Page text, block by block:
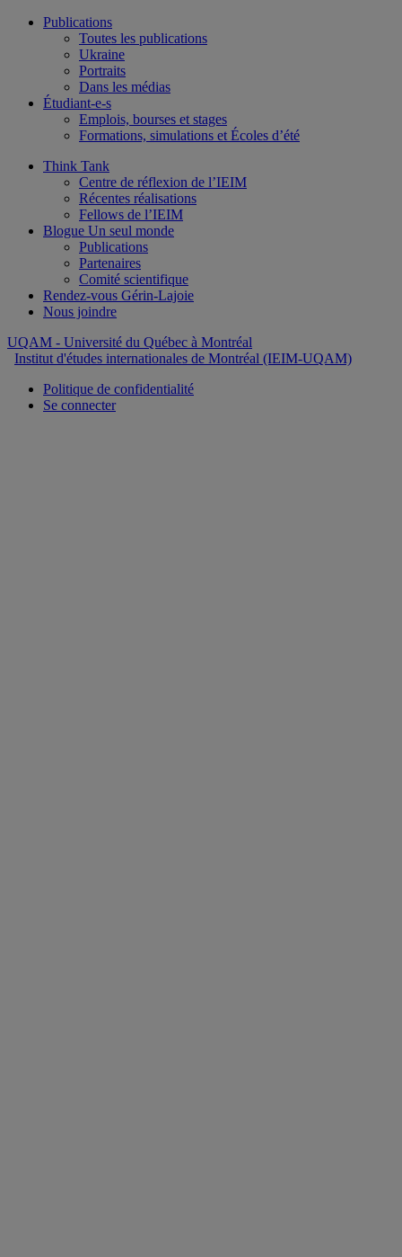
Publications
Toutes les publications
Ukraine
Portraits
Dans les médias
Étudiant-e-s
Emplois, bourses et stages
Formations, simulations et Écoles d’été
Think Tank
Centre de réflexion de l’IEIM
Récentes réalisations
Fellows de l’IEIM
Blogue Un seul monde
Publications
Partenaires
Comité scientifique
Rendez-vous Gérin-Lajoie
Nous joindre
UQAM - Université du Québec à Montréal
Institut d'études internationales de Montréal (IEIM-UQAM)
Politique de confidentialité
Se connecter